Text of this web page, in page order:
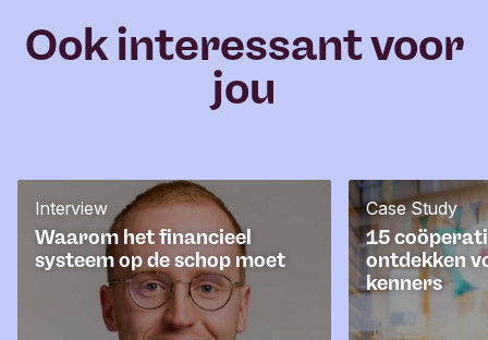
Ook interessant voor
jou
Waarom het financieel
systeem op de schop moet
Interview
15
ontdekken
kenners
Case Study